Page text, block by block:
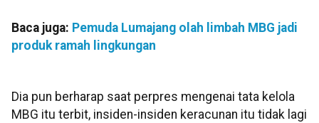
Baca juga: Pemuda Lumajang olah limbah MBG jadi
produk ramah lingkungan
Dia pun berharap saat perpres mengenai tata kelola
MBG itu terbit, insiden-insiden keracunan itu tidak lagi